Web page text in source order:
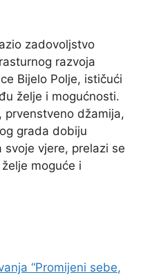
zadovoljstvo
razvoja
Bijelo Polje, ističući
želje i mogućnosti.
prvenstveno džamija,
grada dobiju
vjere, prelazi se
moguće i
“Promijeni sebe,